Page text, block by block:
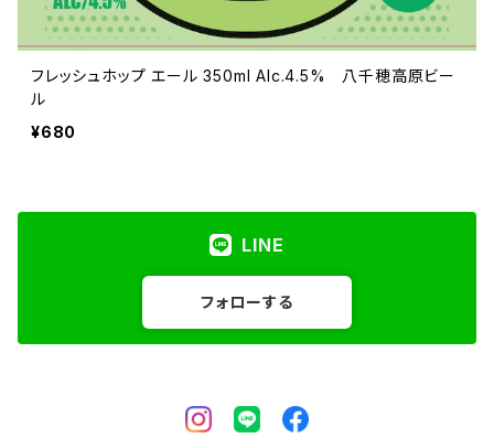
フレッシュホップ エール 350ml Alc.4.5% 八千穂高原ビー
ル
¥680
LINE
フォローする